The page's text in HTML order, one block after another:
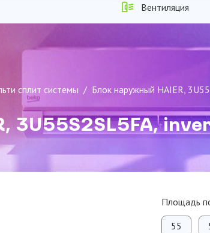
Вентиляция
сплит системы Блок наружный HAIER,
3U55S2SL5FA,
Площадь
55